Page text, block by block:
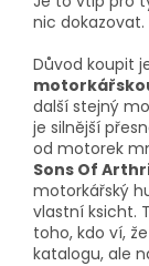
nic dokazovat.
Důvod koupit
další stejný
je silnější
od motorek
Sons Of
motorkářský
vlastní ksicht.
toho, kdo ví,
katalogu, ale